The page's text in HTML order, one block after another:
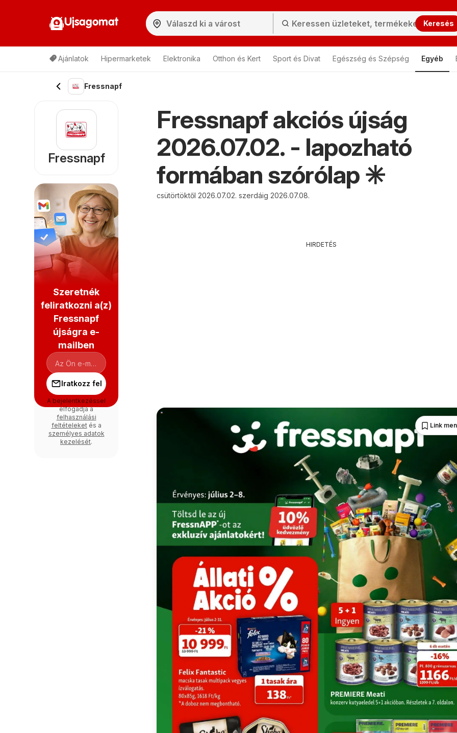
Ujsagomat Keresés
Ajánlatok Hipermarketek Elektronika Otthon és Kert Sport és Divat Egészség és Szépség Egyéb
Fressnapf
Fressnapf akciós újság
2026.07.02. - lapozható
formában szórólap ✳️
csütörtöktől 2026.07.02. szerdáig 2026.07.08.
HIRDETÉS
Link
Fressnapf
Szeretnék
feliratkozni a(z)
Fressnapf
újságra e-
mailben
Iratkozz fel
A bejelentkezéssel
elfogadja a
felhasználási
feltételeketés a
személyes adatok
kezelését.